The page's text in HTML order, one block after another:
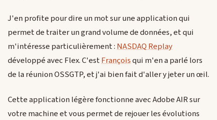
J'en profite pour dire un mot sur une application qui
permet de traiter un grand volume de données, et qui
m'intéresse particulièrement :NASDAQ Replay
développé avec Flex. C'estFrançoisqui m'en a parlé lors
de la réunion OSSGTP, et j'ai bien fait d'aller y jeter un œil.
Cette application légère fonctionne avec Adobe AIR sur
votre machine et vous permet de rejouer les évolutions